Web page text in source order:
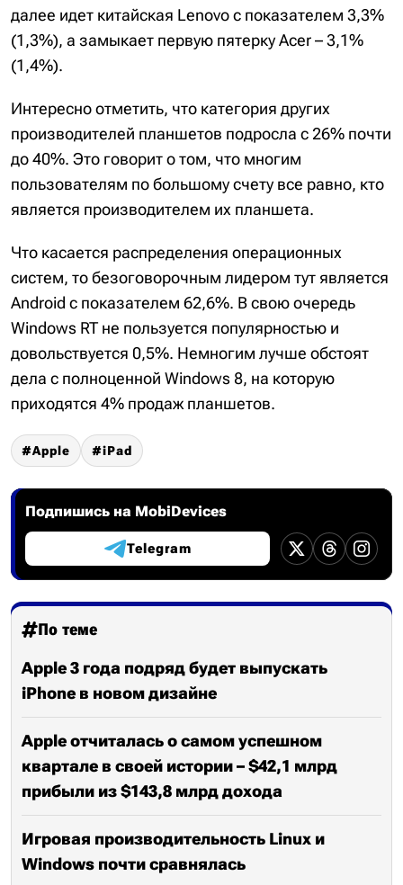
далее идет китайская Lenovo с показателем 3,3%
(1,3%), а замыкает первую пятерку Acer – 3,1%
(1,4%).
Интересно отметить, что категория других
производителей планшетов подросла с 26% почти
до 40%. Это говорит о том, что многим
пользователям по большому счету все равно, кто
является производителем их планшета.
Что касается распределения операционных
систем, то безоговорочным лидером тут является
Android с показателем 62,6%. В свою очередь
Windows RT не пользуется популярностью и
довольствуется 0,5%. Немногим лучше обстоят
дела с полноценной Windows 8, на которую
приходятся 4% продаж планшетов.
Apple iPad
Подпишись на MobiDevices
Telegram
По теме
Apple 3 года подряд будет выпускать
iPhone в новом дизайне
Apple отчиталась о самом успешном
квартале в своей истории – $42,1 млрд
прибыли из $143,8 млрд дохода
Игровая производительность Linux и
Windows почти сравнялась